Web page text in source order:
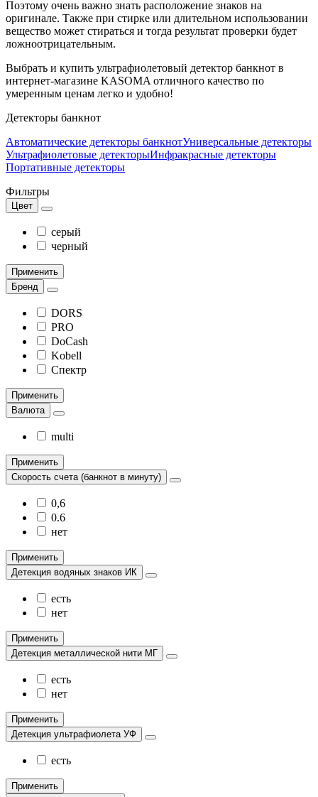
Поэтому очень важно знать расположение знаков на
оригинале. Также при стирке или длительном использовании
вещество может стираться и тогда результат проверки будет
ложноотрицательным.
Выбрать и купить ультрафиолетовый детектор банкнот в
интернет-магазине KASOMA отличного качество по
умеренным ценам легко и удобно!
Детекторы банкнот
Автоматические детекторы банкнотУниверсальные детекторы
Ультрафиолетовые детекторыИнфракрасные детекторы
Портативные детекторы
Фильтры
Цвет
серый
черный
Применить
Бренд
DORS
PRO
DoCash
Kobell
Спектр
Применить
Валюта
multi
Применить
Скорость счета (банкнот в минуту)
0,6
0.6
нет
Применить
Детекция водяных знаков ИК
есть
нет
Применить
Детекция металлической нити МГ
есть
нет
Применить
Детекция ультрафиолета УФ
есть
Применить